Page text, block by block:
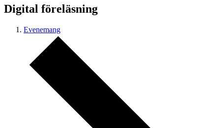
Digital föreläsning
Evenemang